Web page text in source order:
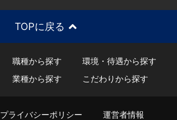
TOPに戻る
職種から探す
環境・待遇から探す
業種から探す こだわりから探す
プライバシーポリシー
運営者情報